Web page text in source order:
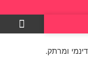
ומרתק.